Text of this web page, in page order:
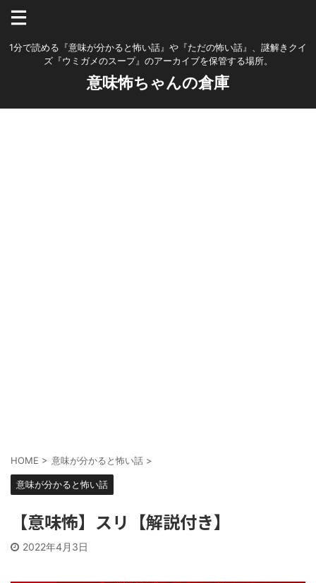
1分で読める『意味が分かると怖い話』や『ただの怖い話』、謎解きクイ
ズ『ウミガメのスープ』のアーカイブを保管する場所。
意味怖ちゃんの倉庫
HOME > 意味が分かると怖い話 >
意味が分かると怖い話
【意味怖】スリ【解説付き】
2022年4月3日